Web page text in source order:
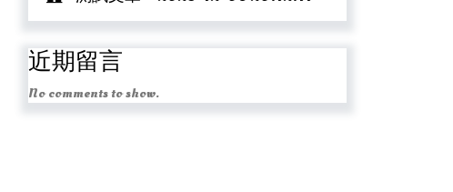
近期留言
No comments to show.